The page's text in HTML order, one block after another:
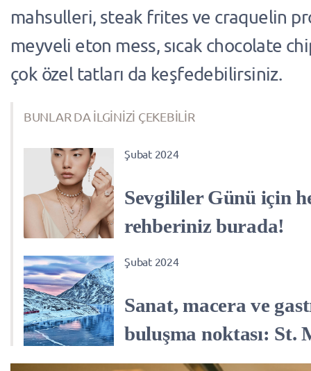
mahsulleri, steak frites ve craquelin
meyveli eton mess, sıcak chocolate
çok özel tatları da keşfedebilirsiniz.
BUNLAR DA İLGİNİZİ ÇEKEBİLİR
Şubat 2024
Sevgililer Günü için
rehberiniz burada!
Şubat 2024
Sanat, macera ve
buluşma noktası: St.